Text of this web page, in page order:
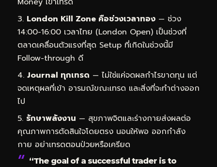
London Kill Zone คือช่วงเวลาทอง — ช่วง
14:00-16:00 เวลาไทย (London Open) เป็นช่วงที่
ตลาดเคลื่อนตัวแรงที่สุด Setup ที่เกิดในช่วงนี้มี
Follow-through ดี
Journal ทุกเทรด — ไม่ใช่แค่จดผลกำไรขาดทุน แต่
จดเหตุผลที่เข้า อารมณ์ขณะเทรด และสิ่งที่จะทำต่างออก
ไป
รักษาพลังงาน — สุขภาพจิตและร่างกายส่งผลต่อ
คุณภาพการตัดสินใจโดยตรง นอนให้พอ ออกกำลัง
กาย อย่าเทรดตอนป่วยหรือเครียด
“The goal of a successful trader is to